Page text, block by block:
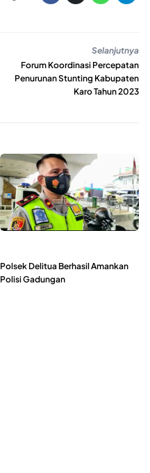
Selanjutnya
Forum Koordinasi Percepatan
Penurunan Stunting Kabupaten
Karo Tahun 2023
Polsek Delitua Berhasil Amankan
Polisi Gadungan